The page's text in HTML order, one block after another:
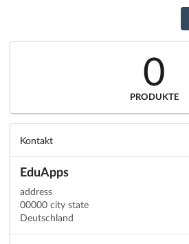
0
PRODUKTE
Kontakt
EduApps
address
00000 city state
Deutschland